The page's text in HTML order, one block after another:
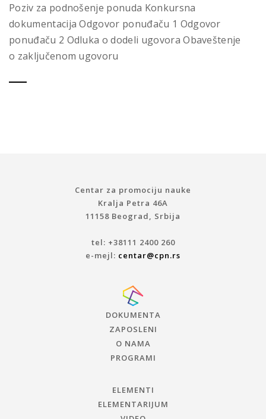
Poziv za podnošenje ponuda Konkursna
dokumentacija Odgovor ponuđaču 1 Odgovor
ponuđaču 2 Odluka o dodeli ugovora Obaveštenje
o zaključenom ugovoru
Centar za promociju nauke
Kralja Petra 46A
11158 Beograd, Srbija
tel: +38111 2400 260
e-mejl: centar@cpn.rs
DOKUMENTA
ZAPOSLENI
O NAMA
PROGRAMI
ELEMENTI
ELEMENTARIJUM